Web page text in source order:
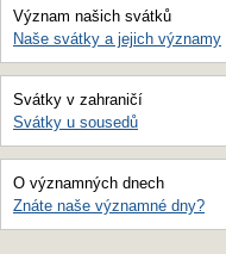
Význam našich svátků
Naše svátky a jejich významy
Svátky v zahraničí
Svátky u sousedů
O významných dnech
Znáte naše významné dny?